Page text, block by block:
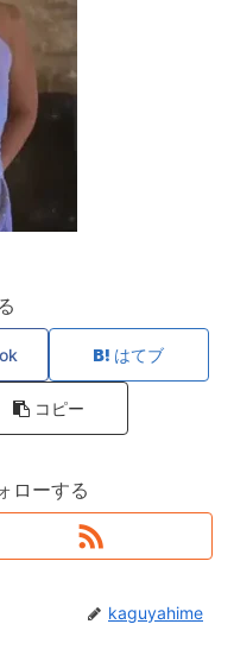
はてブ
コピー
ローする
kaguyahime